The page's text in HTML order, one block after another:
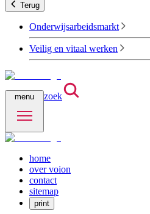
Terug
Onderwijsarbeidsmarkt
Veilig en vitaal werken
menu zoek
home
over voion
contact
sitemap
print